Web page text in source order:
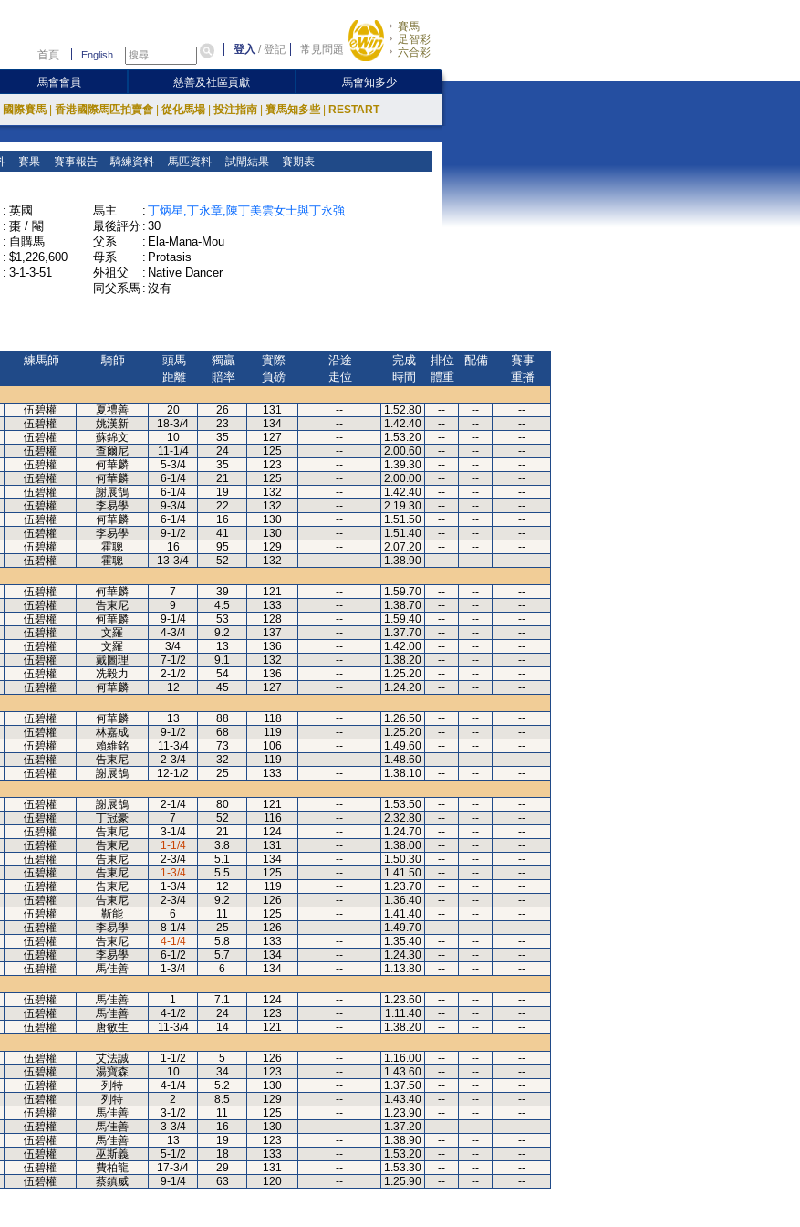
首頁 English 登入 /登記 常見問題
賽馬
足智彩
六合彩
馬會會員 慈善及社區貢獻 馬會知多少
國際賽馬 香港國際馬匹拍賣會 從化馬場 投注指南 賽馬知多些 RESTART
賽果 賽事報告 騎練資料 馬匹資料 試閘結果 賽期表
: 英國
: 棗 / 閹
: 自購馬
: $1,226,600
: 3-1-3-51
馬主 : 丁炳星,丁永章,陳丁美雲女士與丁永強
最後評分 : 30
父系
: Ela-Mana-Mou
母系
: Protasis
外祖父
: Native Dancer
同父系馬 : 沒有
練馬師 騎師
頭馬
距離
獨贏
賠率
實際
負磅
沿途
走位
完成
時間
排位
體重
配備
賽事
重播
伍碧權 夏禮善 20 26 131 -- 1.52.80 -- --
--
伍碧權 姚漢新 18-3/4 23 134 -- 1.42.40 -- --
--
伍碧權 蘇錦文 10 35 127 -- 1.53.20 -- --
--
伍碧權 查爾尼 11-1/4 24 125 -- 2.00.60 -- --
--
伍碧權 何華麟 5-3/4 35 123 -- 1.39.30 -- --
--
伍碧權 何華麟 6-1/4 21 125 -- 2.00.00 -- --
--
伍碧權 謝展鵠 6-1/4 19 132 -- 1.42.40 -- --
--
伍碧權 李易學 9-3/4 22 132 -- 2.19.30 -- --
--
伍碧權 何華麟 6-1/4 16 130 -- 1.51.50 -- --
--
伍碧權 李易學 9-1/2 41 130 -- 1.51.40 -- --
--
伍碧權 霍聰 16 95 129 -- 2.07.20 -- --
--
伍碧權 霍聰 13-3/4 52 132 -- 1.38.90 -- --
--
伍碧權 何華麟 7 39 121 -- 1.59.70 -- --
--
伍碧權 告東尼 9 4.5 133 -- 1.38.70 -- --
--
伍碧權 何華麟 9-1/4 53 128 -- 1.59.40 -- --
--
伍碧權 文羅 4-3/4 9.2 137 -- 1.37.70 -- --
--
伍碧權 文羅 3/4 13 136 -- 1.42.00 -- --
--
伍碧權 戴圖理 7-1/2 9.1 132 -- 1.38.20 -- --
--
伍碧權 冼毅力 2-1/2 54 136 -- 1.25.20 -- --
--
伍碧權 何華麟 12 45 127 -- 1.24.20 -- --
--
伍碧權 何華麟 13 88 118 -- 1.26.50 -- --
--
伍碧權 林嘉成 9-1/2 68 119 -- 1.25.20 -- --
--
伍碧權 賴維銘 11-3/4 73 106 -- 1.49.60 -- --
--
伍碧權 告東尼 2-3/4 32 119 -- 1.48.60 -- --
--
伍碧權 謝展鵠 12-1/2 25 133 -- 1.38.10 -- --
--
伍碧權 謝展鵠 2-1/4 80 121 -- 1.53.50 -- --
--
伍碧權 丁冠豪 7 52 116 -- 2.32.80 -- --
--
伍碧權 告東尼 3-1/4 21 124 -- 1.24.70 -- --
--
伍碧權 告東尼 1-1/4 3.8 131 -- 1.38.00 -- --
--
伍碧權 告東尼 2-3/4 5.1 134 -- 1.50.30 -- --
--
伍碧權 告東尼 1-3/4 5.5 125 -- 1.41.50 -- --
--
伍碧權 告東尼 1-3/4 12 119 -- 1.23.70 -- --
--
伍碧權 告東尼 2-3/4 9.2 126 -- 1.36.40 -- --
--
伍碧權 靳能 6 11 125 -- 1.41.40 -- --
--
伍碧權 李易學 8-1/4 25 126 -- 1.49.70 -- --
--
伍碧權 告東尼 4-1/4 5.8 133 -- 1.35.40 -- --
--
伍碧權 李易學 6-1/2 5.7 134 -- 1.24.30 -- --
--
伍碧權 馬佳善 1-3/4 6 134 -- 1.13.80 -- --
--
伍碧權 馬佳善 1 7.1 124 -- 1.23.60 -- --
--
伍碧權 馬佳善 4-1/2 24 123 -- 1.11.40 -- --
--
伍碧權 唐敏生 11-3/4 14 121 -- 1.38.20 -- --
--
伍碧權 艾法誠 1-1/2 5 126 -- 1.16.00 -- --
--
伍碧權 湯寶森 10 34 123 -- 1.43.60 -- --
--
伍碧權 列特 4-1/4 5.2 130 -- 1.37.50 -- --
--
伍碧權 列特 2 8.5 129 -- 1.43.40 -- --
--
伍碧權 馬佳善 3-1/2 11 125 -- 1.23.90 -- --
--
伍碧權 馬佳善 3-3/4 16 130 -- 1.37.20 -- --
--
伍碧權 馬佳善 13 19 123 -- 1.38.90 -- --
--
伍碧權 巫斯義 5-1/2 18 133 -- 1.53.20 -- --
--
伍碧權 費柏龍 17-3/4 29 131 -- 1.53.30 -- --
--
伍碧權 蔡鎮威 9-1/4 63 120 -- 1.25.90 -- -- --